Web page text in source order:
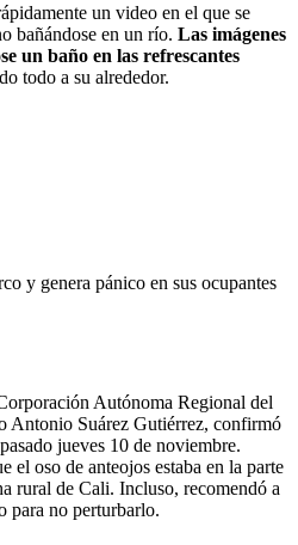
un video en el que se
bañándose en un río. Las imágenes
un baño en las refrescantes
todo a su alrededor.
y genera pánico en sus ocupantes
Autónoma Regional del
Antonio Suárez Gutiérrez, confirmó
jueves 10 de noviembre.
el oso de anteojos estaba en la parte
rural de Cali. Incluso, recomendó a
para no perturbarlo.